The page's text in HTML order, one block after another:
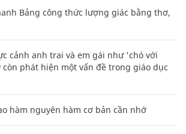
Bảng công thức lượng giác bằng thơ,
cảnh anh trai và em gái như 'chó với
phát hiện một vấn đề trong giáo dục
hàm nguyên hàm cơ bản cần nhớ